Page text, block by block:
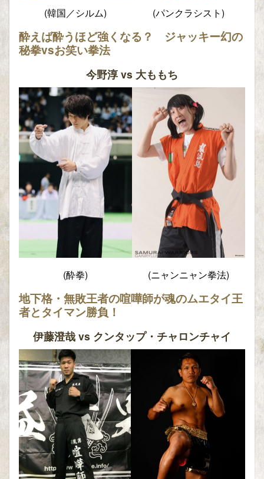
(韓国／シルム) (パンクラシスト)
酔えば酔うほど強くなる？ ジャッキー幻の
秘拳vsお笑い拳法
今野淳 vs 大ももち
(酔拳) (ニャンニャン拳法)
地下格・無敗王者の喧嘩師が魂のムエタイ王
者とタイマン勝負！
伊藤澄哉 vs クンタップ・チャロンチャイ